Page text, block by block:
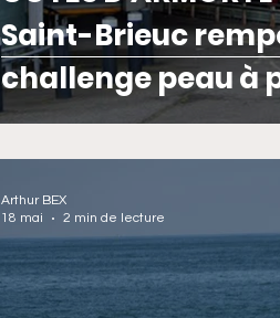
Saint-Brieuc
challenge peau à
Arthur BEX
18 mai
2 min de lecture